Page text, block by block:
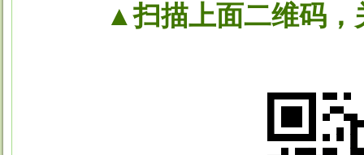
▲扫描上面二维码，